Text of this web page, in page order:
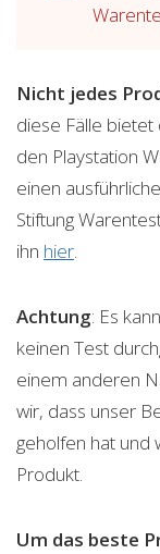
Nicht jedes
diese Fälle bietet
den Playstation
einen
Stiftung
ihn hier.
Achtung: Es
keinen Test
einem anderen
wir, dass unser
geholfen hat und
Produkt.
Um das beste